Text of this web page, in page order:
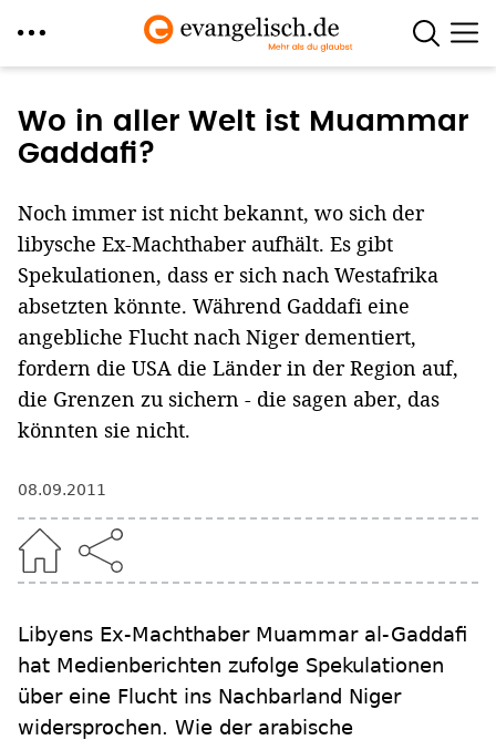
zum
Inhalt
Wo in aller Welt ist Muammar
Gaddafi?
Noch immer ist nicht bekannt, wo sich der
libysche Ex-Machthaber aufhält. Es gibt
Spekulationen, dass er sich nach Westafrika
absetzten könnte. Während Gaddafi eine
angebliche Flucht nach Niger dementiert,
fordern die USA die Länder in der Region auf,
die Grenzen zu sichern - die sagen aber, das
könnten sie nicht.
08.09.2011
Libyens Ex-Machthaber Muammar al-Gaddafi
hat Medienberichten zufolge Spekulationen
über eine Flucht ins Nachbarland Niger
widersprochen. Wie der arabische